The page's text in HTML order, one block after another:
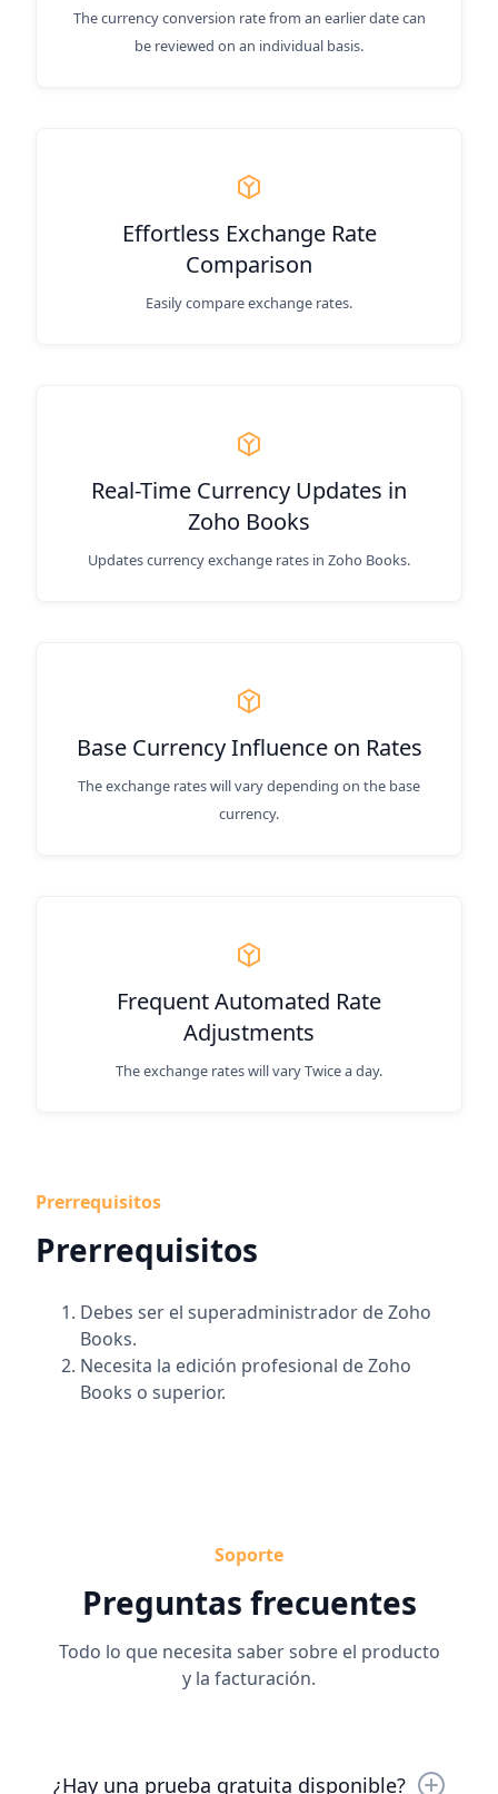
The currency conversion rate from an earlier date can
be reviewed on an individual basis.
Effortless Exchange Rate
Comparison
Easily compare exchange rates.
Real-Time Currency Updates in
Zoho Books
Updates currency exchange rates in Zoho Books.
Base Currency Influence on Rates
The exchange rates will vary depending on the base
currency.
Frequent Automated Rate
Adjustments
The exchange rates will vary Twice a day.
Prerrequisitos
Prerrequisitos
Debes ser el superadministrador de Zoho
Books.
Necesita la edición profesional de Zoho
Books o superior.
Soporte
Preguntas frecuentes
Todo lo que necesita saber sobre el producto
y la facturación.
¿Hay una prueba gratuita disponible?